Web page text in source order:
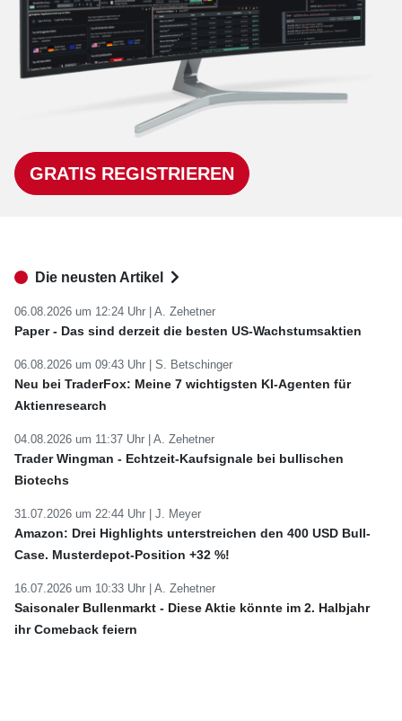
GRATIS REGISTRIEREN
Die neusten Artikel
06.08.2026 um 12:24 Uhr | A. Zehetner
Paper - Das sind derzeit die besten US-Wachstumsaktien
06.08.2026 um 09:43 Uhr | S. Betschinger
Neu bei TraderFox: Meine 7 wichtigsten KI-Agenten für
Aktienresearch
04.08.2026 um 11:37 Uhr | A. Zehetner
Trader Wingman - Echtzeit-Kaufsignale bei bullischen
Biotechs
31.07.2026 um 22:44 Uhr | J. Meyer
Amazon: Drei Highlights unterstreichen den 400 USD Bull-
Case. Musterdepot-Position +32 %!
16.07.2026 um 10:33 Uhr | A. Zehetner
Saisonaler Bullenmarkt - Diese Aktie könnte im 2. Halbjahr
ihr Comeback feiern